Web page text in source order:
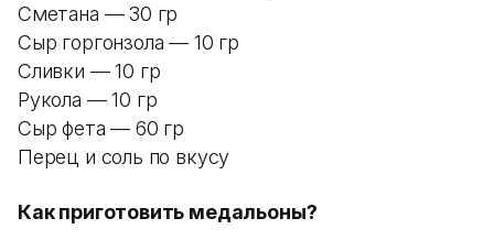
Сметана — 30 гр
Сыр горгонзола — 10 гр
Сливки — 10 гр
Рукола — 10 гр
Сыр фета — 60 гр
Перец и соль по вкусу
Как приготовить медальоны?